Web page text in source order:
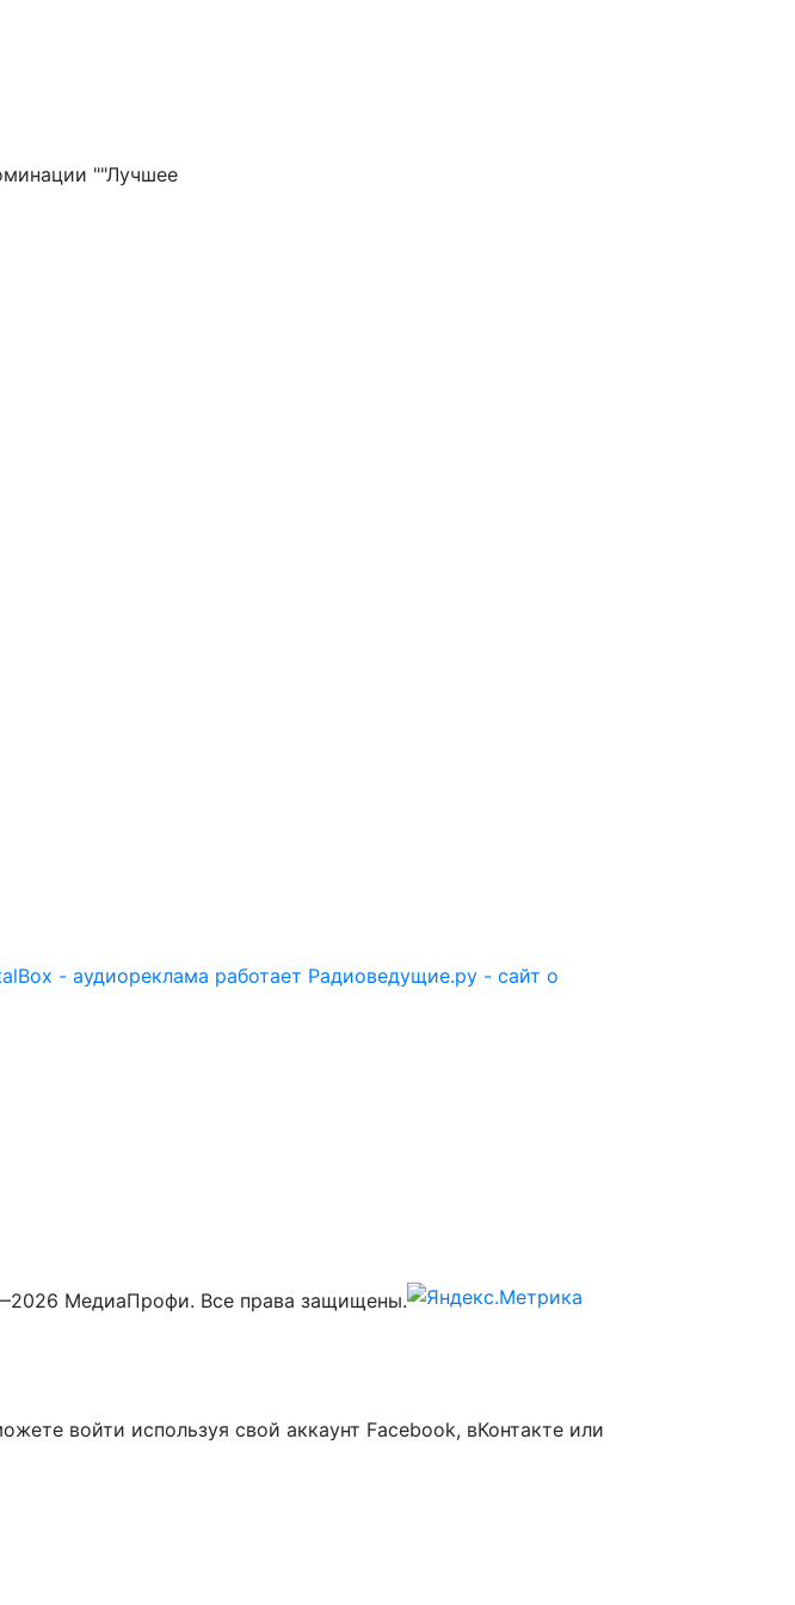
""Лучшее
- аудиореклама работает Радиоведущие.ру - сайт о
МедиаПрофи. Все права защищены.
войти используя свой аккаунт Facebook, вКонтакте или